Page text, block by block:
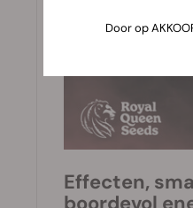
Effecten,
Door op